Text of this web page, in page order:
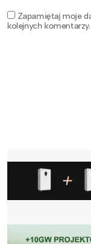
Zapamiętaj moje
kolejnych komentarzy.